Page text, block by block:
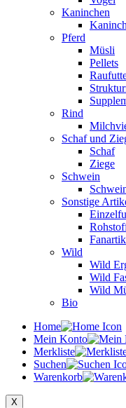
Kaninchen
Pferd
Müsli
Pellets
Rind
Schaf und
Schaf
Ziege
Schwein
Sonstige
Wild
Wild
Wild
Wild
Bio
Home
Mein Konto
Merkliste
Suchen
Warenkorb
X